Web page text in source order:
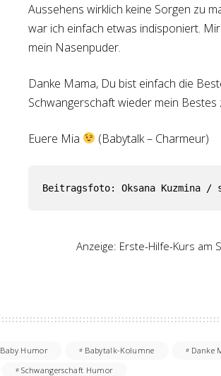
Aussehens wirklich keine Sorgen zu
war ich einfach etwas indisponiert.
mein Nasenpuder.
Danke Mama, Du bist einfach die
Schwangerschaft wieder mein
Euere Mia (Babytalk – Charmeur)
Beitragsfoto: Oksana Kuzmina /
Anzeige: Erste-Hilfe-Kurs am
Baby Humor Babytalk-Kolumne Danke
Schwangerschaft Humor